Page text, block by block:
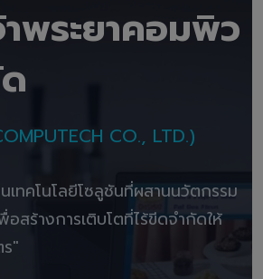
พระยาคอมพิว
CO., LTD.)
เทคโนโลยีโซลูชันที่ผสานนวัตกรรม
อสร้างการเติบโตที่ไร้ขีดจำกัดให้
"